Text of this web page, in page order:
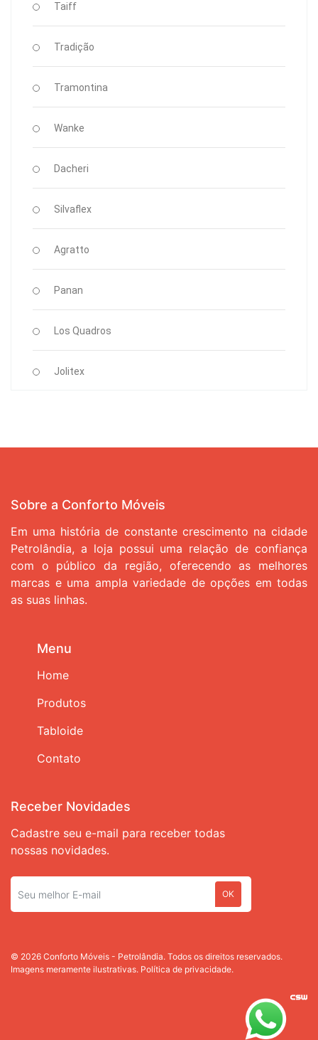
Taiff
Tradição
Tramontina
Wanke
Dacheri
Silvaflex
Agratto
Panan
Los Quadros
Jolitex
Sobre a Conforto Móveis
Em uma história de constante crescimento na cidade
Petrolândia, a loja possui uma relação de confiança
com o público da região, oferecendo as melhores
marcas e uma ampla variedade de opções em todas
as suas linhas.
Menu
Home
Produtos
Tabloide
Contato
Receber Novidades
Cadastre seu e-mail para receber todas
nossas novidades.
OK
© 2026 Conforto Móveis - Petrolândia. Todos os direitos reservados.
Imagens meramente ilustrativas. Política de privacidade.